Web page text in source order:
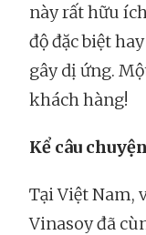
này rất hữu
độ đặc biệt
gây dị ứng.
khách hàng!
Kể câu
Tại Việt Nam,
Vinasoy đã